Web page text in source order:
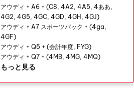
アウディ + A6 + (C8, 4A2, 4A5, 4ああ,
4G2, 4G5, 4GC, 4GD, 4GH, 4GJ)
アウディ + A7 スポーツバック + (4ga,
4GF)
アウディ + Q5 + (会計年度, FYG)
アウディ + Q7 + (4MB, 4MG, 4MQ)
もっと見る